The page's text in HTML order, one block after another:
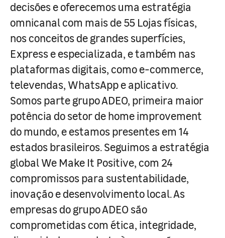
decisões e oferecemos uma estratégia
omnicanal com mais de 55 Lojas físicas,
nos conceitos de grandes superfícies,
Express e especializada, e também nas
plataformas digitais, como e-commerce,
televendas, WhatsApp e aplicativo.
Somos parte grupo ADEO, primeira maior
potência do setor de home improvement
do mundo, e estamos presentes em 14
estados brasileiros. Seguimos a estratégia
global We Make It Positive, com 24
compromissos para sustentabilidade,
inovação e desenvolvimento local. As
empresas do grupo ADEO são
comprometidas com ética, integridade,